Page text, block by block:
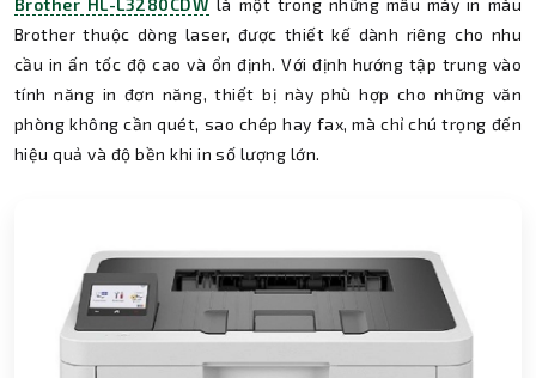
Brother HL-L3280CDW là một trong những mẫu máy in màu
Brother thuộc dòng laser, được thiết kế dành riêng cho nhu
cầu in ấn tốc độ cao và ổn định. Với định hướng tập trung vào
tính năng in đơn năng, thiết bị này phù hợp cho những văn
phòng không cần quét, sao chép hay fax, mà chỉ chú trọng đến
hiệu quả và độ bền khi in số lượng lớn.